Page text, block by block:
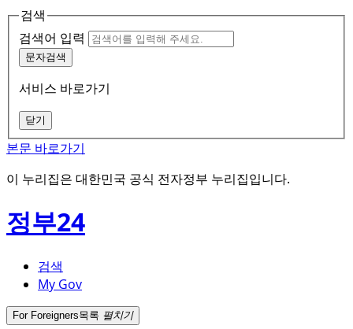
검색
검색어 입력
문자검색
서비스 바로가기
닫기
본문 바로가기
이 누리집은 대한민국 공식 전자정부 누리집입니다.
정부24
검색
My Gov
For Foreigners목록 펼치기